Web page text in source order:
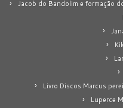
Jacob do Bandolim e formação
Livro Discos Marcus
Luperce